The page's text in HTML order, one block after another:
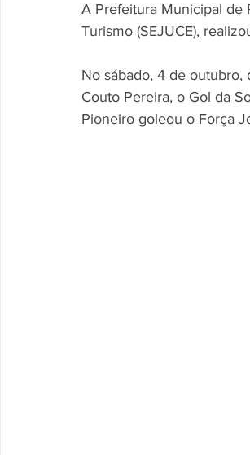
A Prefeitura Municipal de
Turismo (SEJUCE),
No sábado, 4 de outubro,
Couto Pereira, o Gol da
Pioneiro goleou o Força